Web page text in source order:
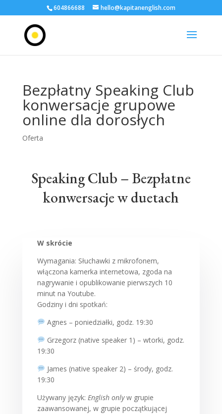
604866688 hello@kapitanenglish.com
Bezpłatny Speaking Club
konwersacje grupowe
online dla dorosłych
Oferta
Speaking Club – Bezpłatne
konwersacje w duetach
W skrócie
Wymagania: Słuchawki z mikrofonem,
włączona kamerka internetowa, zgoda na
nagrywanie i opublikowanie pierwszych 10
minut na Youtube.
Godziny i dni spotkań:
Agnes – poniedziałki, godz. 19:30
Grzegorz (native speaker 1) – wtorki, godz.
19:30
James (native speaker 2) – środy, godz.
19:30
Używany język: English onlyw grupie
zaawansowanej, w grupie początkującej